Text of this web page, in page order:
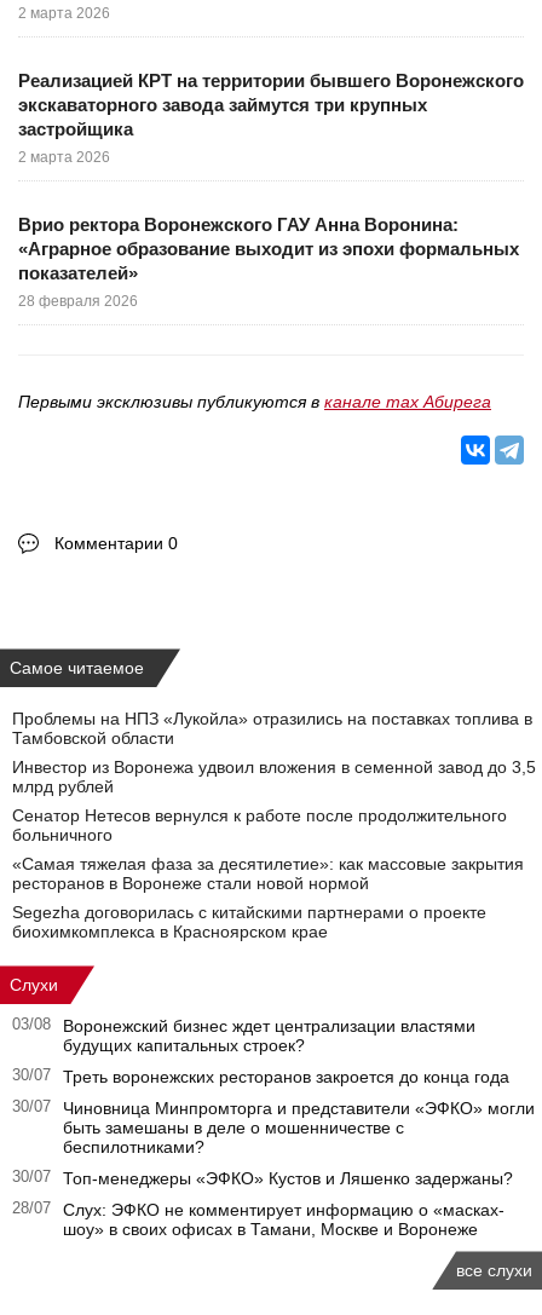
2 марта 2026
Реализацией КРТ на территории бывшего Воронежского
экскаваторного завода займутся три крупных
застройщика
2 марта 2026
Врио ректора Воронежского ГАУ Анна Воронина:
«Аграрное образование выходит из эпохи формальных
показателей»
28 февраля 2026
Первыми эксклюзивы публикуются в канале max Абирега
Комментарии 0
Самое читаемое
Проблемы на НПЗ «Лукойла» отразились на поставках топлива в
Тамбовской области
Инвестор из Воронежа удвоил вложения в семенной завод до 3,5
млрд рублей
Сенатор Нетесов вернулся к работе после продолжительного
больничного
«Самая тяжелая фаза за десятилетие»: как массовые закрытия
ресторанов в Воронеже стали новой нормой
Segezha договорилась с китайскими партнерами о проекте
биохимкомплекса в Красноярском крае
Слухи
03/08
Воронежский бизнес ждет централизации властями
будущих капитальных строек?
30/07 Треть воронежских ресторанов закроется до конца года
30/07
Чиновница Минпромторга и представители «ЭФКО» могли
быть замешаны в деле о мошенничестве с
беспилотниками?
30/07 Топ-менеджеры «ЭФКО» Кустов и Ляшенко задержаны?
28/07
Слух: ЭФКО не комментирует информацию о «масках-
шоу» в своих офисах в Тамани, Москве и Воронеже
все слухи